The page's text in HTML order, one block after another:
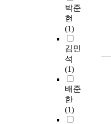
박준
현
(1)
김민
석
(1)
배준
한
(1)